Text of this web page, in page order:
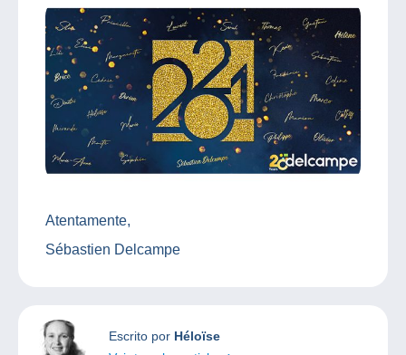
Atentamente,
Sébastien Delcampe
Escrito por Héloïse